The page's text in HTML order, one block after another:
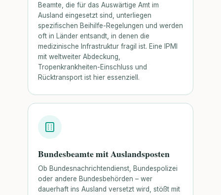
Beamte, die für das Auswärtige Amt im
Ausland eingesetzt sind, unterliegen
spezifischen Beihilfe-Regelungen und werden
oft in Länder entsandt, in denen die
medizinische Infrastruktur fragil ist. Eine IPMI
mit weltweiter Abdeckung,
Tropenkrankheiten-Einschluss und
Rücktransport ist hier essenziell.
Bundesbeamte mit Auslandsposten
Ob Bundesnachrichtendienst, Bundespolizei
oder andere Bundesbehörden – wer
dauerhaft ins Ausland versetzt wird, stößt mit